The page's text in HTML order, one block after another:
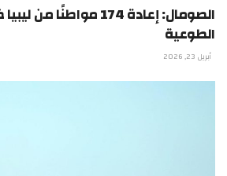
الصومال: إعادة 174
الطوعية
أبريل 23, 2026